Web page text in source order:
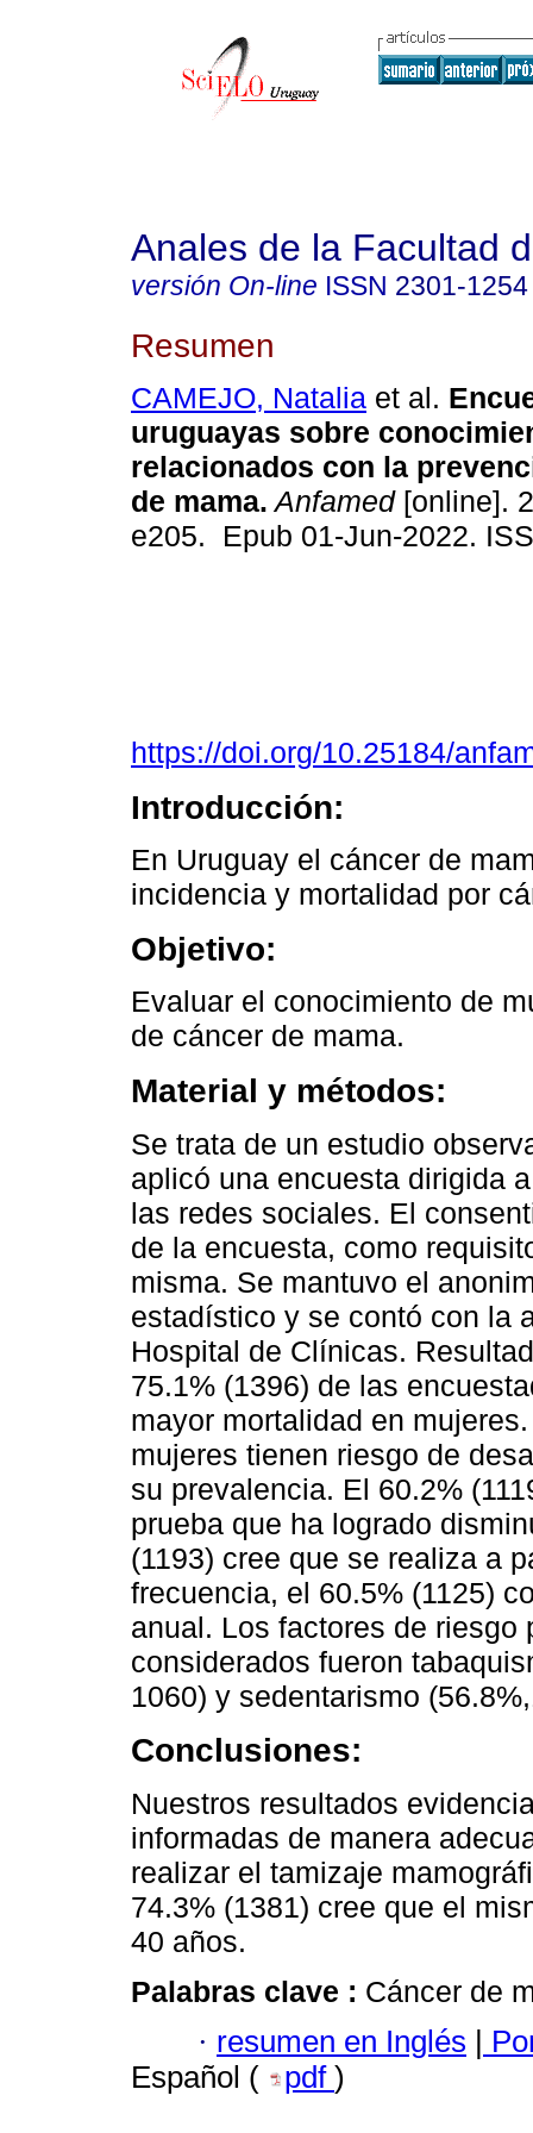
Anales de la Facultad
versión On-line ISSN 2301-1254
Resumen
CAMEJO, Natalia et al.
uruguayas sobre
relacionados con la
de mama. Anfamed[online].
e205. Epub 01-Jun-2022.
https://doi.org/10.25184/
Introducción:
En Uruguay el cáncer de
incidencia y mortalidad por
Objetivo:
Evaluar el conocimiento de
de cáncer de mama.
Material y métodos:
Se trata de un estudio
aplicó una encuesta dirigida
las redes sociales. El
de la encuesta, como
misma. Se mantuvo el
estadístico y se contó con la
Hospital de Clínicas.
75.1% (1396) de las
mayor mortalidad en
mujeres tienen riesgo de
su prevalencia. El 60.2%
prueba que ha logrado
(1193) cree que se realiza a
frecuencia, el 60.5% (1125)
anual. Los factores de riesgo
considerados fueron
1060) y sedentarismo
Conclusiones:
Nuestros resultados
informadas de manera
realizar el tamizaje
74.3% (1381) cree que el
40 años.
Palabras clave : Cáncer de
· resumen en Inglés
Español (
pdf )